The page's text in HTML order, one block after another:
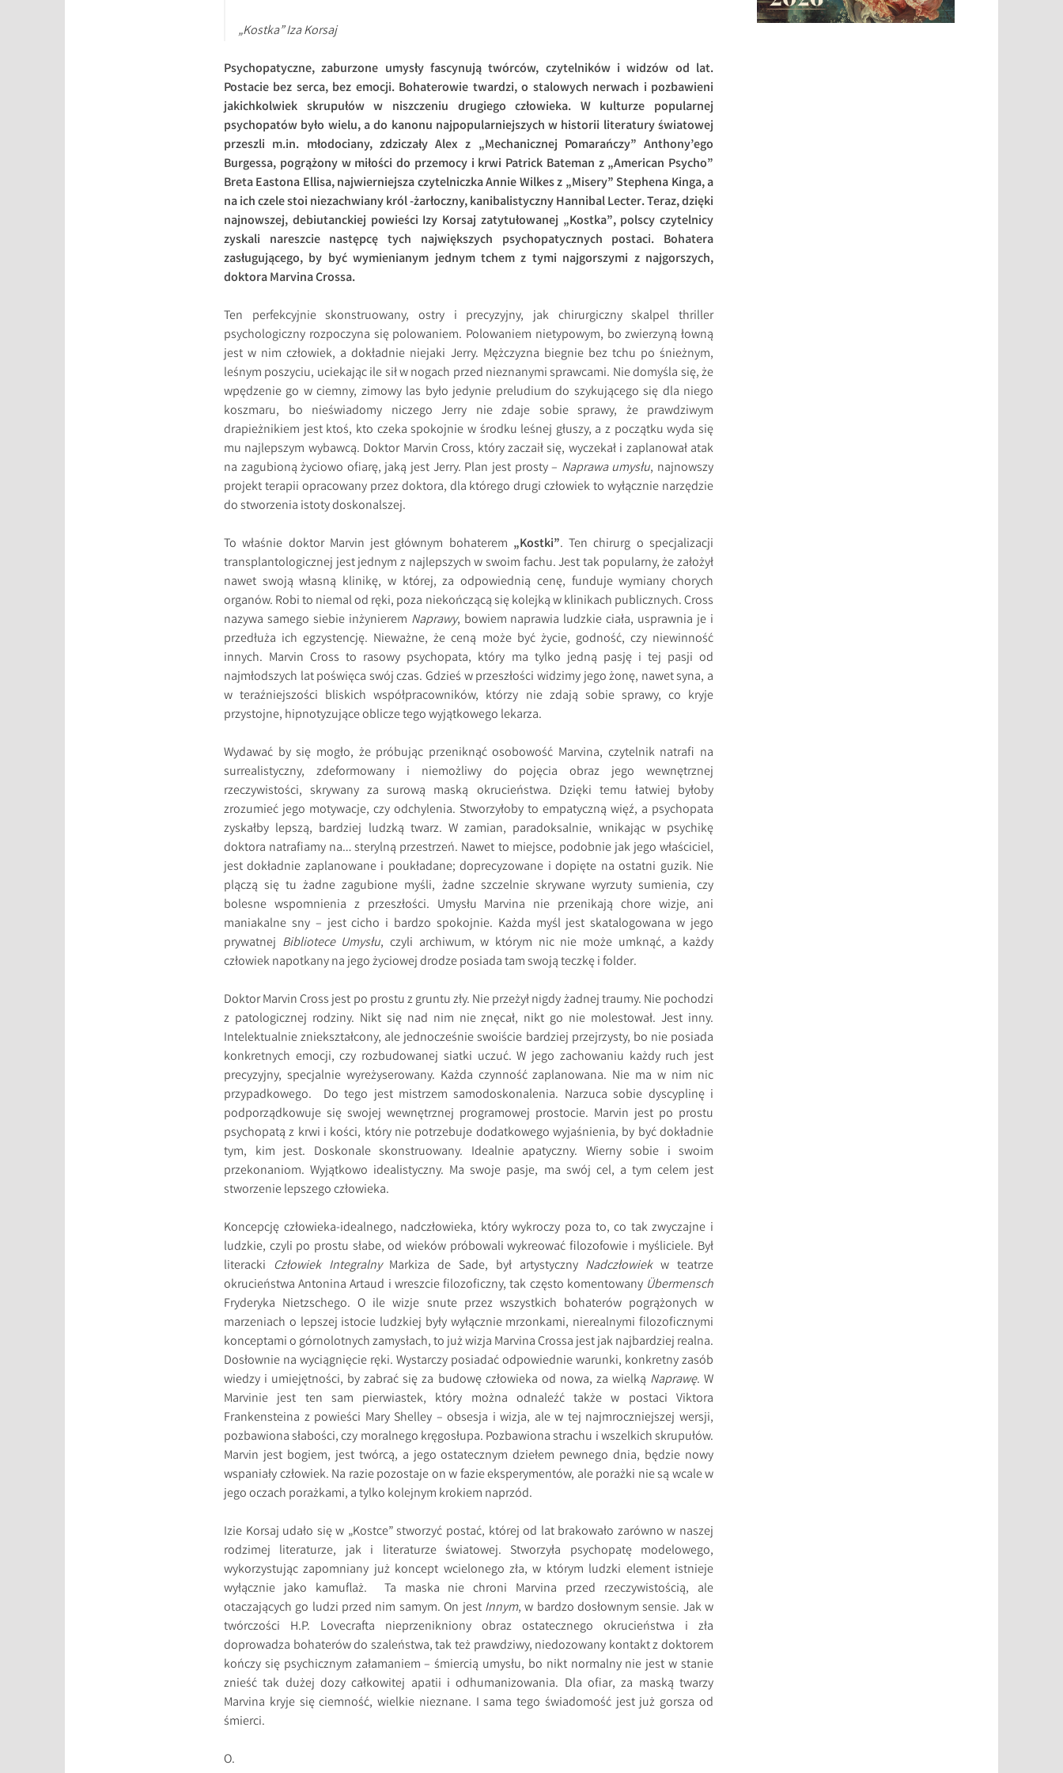
„Kostka” Iza Korsaj
Psychopatyczne, zaburzone umysły fascynują twórców, czytelników i widzów od lat.
Postacie bez serca, bez emocji. Bohaterowie twardzi, o stalowych nerwach i pozbawieni
jakichkolwiek skrupułów w niszczeniu drugiego człowieka. W kulturze popularnej
psychopatów było wielu, a do kanonu najpopularniejszych w historii literatury światowej
przeszli m.in. młodociany, zdziczały Alex z „Mechanicznej Pomarańczy” Anthony’ego
Burgessa, pogrążony w miłości do przemocy i krwi Patrick Bateman z „American Psycho”
Breta Eastona Ellisa, najwierniejsza czytelniczka Annie Wilkes z „Misery” Stephena Kinga, a
na ich czele stoi niezachwiany król -żarłoczny, kanibalistyczny Hannibal Lecter. Teraz, dzięki
najnowszej, debiutanckiej powieści Izy Korsaj zatytułowanej „Kostka”, polscy czytelnicy
zyskali nareszcie następcę tych największych psychopatycznych postaci. Bohatera
zasługującego, by być wymienianym jednym tchem z tymi najgorszymi z najgorszych,
doktora Marvina Crossa.
Ten perfekcyjnie skonstruowany, ostry i precyzyjny, jak chirurgiczny skalpel thriller
psychologiczny rozpoczyna się polowaniem. Polowaniem nietypowym, bo zwierzyną łowną
jest w nim człowiek, a dokładnie niejaki Jerry. Mężczyzna biegnie bez tchu po śnieżnym,
leśnym poszyciu, uciekając ile sił w nogach przed nieznanymi sprawcami. Nie domyśla się, że
wpędzenie go w ciemny, zimowy las było jedynie preludium do szykującego się dla niego
koszmaru, bo nieświadomy niczego Jerry nie zdaje sobie sprawy, że prawdziwym
drapieżnikiem jest ktoś, kto czeka spokojnie w środku leśnej głuszy, a z początku wyda się
mu najlepszym wybawcą. Doktor Marvin Cross, który zaczaił się, wyczekał i zaplanował atak
na zagubioną życiowo ofiarę, jaką jest Jerry. Plan jest prosty – Naprawa umysłu, najnowszy
projekt terapii opracowany przez doktora, dla którego drugi człowiek to wyłącznie narzędzie
do stworzenia istoty doskonalszej.
To właśnie doktor Marvin jest głównym bohaterem „Kostki”. Ten chirurg o specjalizacji
transplantologicznej jest jednym z najlepszych w swoim fachu. Jest tak popularny, że założył
nawet swoją własną klinikę, w której, za odpowiednią cenę, funduje wymiany chorych
organów. Robi to niemal od ręki, poza niekończącą się kolejką w klinikach publicznych. Cross
nazywa samego siebie inżynierem Naprawy, bowiem naprawia ludzkie ciała, usprawnia je i
przedłuża ich egzystencję. Nieważne, że ceną może być życie, godność, czy niewinność
innych. Marvin Cross to rasowy psychopata, który ma tylko jedną pasję i tej pasji od
najmłodszych lat poświęca swój czas. Gdzieś w przeszłości widzimy jego żonę, nawet syna, a
w teraźniejszości bliskich współpracowników, którzy nie zdają sobie sprawy, co kryje
przystojne, hipnotyzujące oblicze tego wyjątkowego lekarza.
Wydawać by się mogło, że próbując przeniknąć osobowość Marvina, czytelnik natrafi na
surrealistyczny, zdeformowany i niemożliwy do pojęcia obraz jego wewnętrznej
rzeczywistości, skrywany za surową maską okrucieństwa. Dzięki temu łatwiej byłoby
zrozumieć jego motywacje, czy odchylenia. Stworzyłoby to empatyczną więź, a psychopata
zyskałby lepszą, bardziej ludzką twarz. W zamian, paradoksalnie, wnikając w psychikę
doktora natrafiamy na… sterylną przestrzeń. Nawet to miejsce, podobnie jak jego właściciel,
jest dokładnie zaplanowane i poukładane; doprecyzowane i dopięte na ostatni guzik. Nie
plączą się tu żadne zagubione myśli, żadne szczelnie skrywane wyrzuty sumienia, czy
bolesne wspomnienia z przeszłości. Umysłu Marvina nie przenikają chore wizje, ani
maniakalne sny – jest cicho i bardzo spokojnie. Każda myśl jest skatalogowana w jego
prywatnej Bibliotece Umysłu, czyli archiwum, w którym nic nie może umknąć, a każdy
człowiek napotkany na jego życiowej drodze posiada tam swoją teczkę i folder.
Doktor Marvin Cross jest po prostu z gruntu zły. Nie przeżył nigdy żadnej traumy. Nie pochodzi
z patologicznej rodziny. Nikt się nad nim nie znęcał, nikt go nie molestował. Jest inny.
Intelektualnie zniekształcony, ale jednocześnie swoiście bardziej przejrzysty, bo nie posiada
konkretnych emocji, czy rozbudowanej siatki uczuć. W jego zachowaniu każdy ruch jest
precyzyjny, specjalnie wyreżyserowany. Każda czynność zaplanowana. Nie ma w nim nic
przypadkowego. Do tego jest mistrzem samodoskonalenia. Narzuca sobie dyscyplinę i
podporządkowuje się swojej wewnętrznej programowej prostocie. Marvin jest po prostu
psychopatą z krwi i kości, który nie potrzebuje dodatkowego wyjaśnienia, by być dokładnie
tym, kim jest. Doskonale skonstruowany. Idealnie apatyczny. Wierny sobie i swoim
przekonaniom. Wyjątkowo idealistyczny. Ma swoje pasje, ma swój cel, a tym celem jest
stworzenie lepszego człowieka.
Koncepcję człowieka-idealnego, nadczłowieka, który wykroczy poza to, co tak zwyczajne i
ludzkie, czyli po prostu słabe, od wieków próbowali wykreować filozofowie i myśliciele. Był
literacki Człowiek IntegralnyMarkiza de Sade, był artystyczny Nadczłowiekw teatrze
okrucieństwa Antonina Artaud i wreszcie filozoficzny, tak często komentowany Übermensch
Fryderyka Nietzschego. O ile wizje snute przez wszystkich bohaterów pogrążonych w
marzeniach o lepszej istocie ludzkiej były wyłącznie mrzonkami, nierealnymi filozoficznymi
konceptami o górnolotnych zamysłach, to już wizja Marvina Crossa jest jak najbardziej realna.
Dosłownie na wyciągnięcie ręki. Wystarczy posiadać odpowiednie warunki, konkretny zasób
wiedzy i umiejętności, by zabrać się za budowę człowieka od nowa, za wielką Naprawę. W
Marvinie jest ten sam pierwiastek, który można odnaleźć także w postaci Viktora
Frankensteina z powieści Mary Shelley – obsesja i wizja, ale w tej najmroczniejszej wersji,
pozbawiona słabości, czy moralnego kręgosłupa. Pozbawiona strachu i wszelkich skrupułów.
Marvin jest bogiem, jest twórcą, a jego ostatecznym dziełem pewnego dnia, będzie nowy
wspaniały człowiek. Na razie pozostaje on w fazie eksperymentów, ale porażki nie są wcale w
jego oczach porażkami, a tylko kolejnym krokiem naprzód.
Izie Korsaj udało się w „Kostce” stworzyć postać, której od lat brakowało zarówno w naszej
rodzimej literaturze, jak i literaturze światowej. Stworzyła psychopatę modelowego,
wykorzystując zapomniany już koncept wcielonego zła, w którym ludzki element istnieje
wyłącznie jako kamuflaż. Ta maska nie chroni Marvina przed rzeczywistością, ale
otaczających go ludzi przed nim samym. On jest Innym, w bardzo dosłownym sensie. Jak w
twórczości H.P. Lovecrafta nieprzenikniony obraz ostatecznego okrucieństwa i zła
doprowadza bohaterów do szaleństwa, tak też prawdziwy, niedozowany kontakt z doktorem
kończy się psychicznym załamaniem – śmiercią umysłu, bo nikt normalny nie jest w stanie
znieść tak dużej dozy całkowitej apatii i odhumanizowania. Dla ofiar, za maską twarzy
Marvina kryje się ciemność, wielkie nieznane. I sama tego świadomość jest już gorsza od
śmierci.
O.